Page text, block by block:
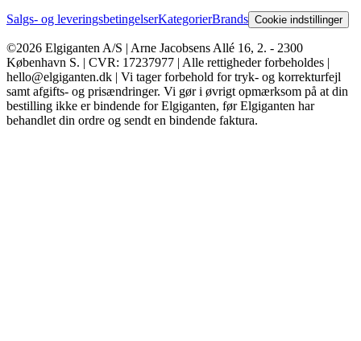
Salgs- og leveringsbetingelserKategorierBrands Cookie indstillinger
©2026 Elgiganten A/S | Arne Jacobsens Allé 16, 2. - 2300
København S. | CVR: 17237977 | Alle rettigheder forbeholdes |
hello@elgiganten.dk | Vi tager forbehold for tryk- og korrekturfejl
samt afgifts- og prisændringer. Vi gør i øvrigt opmærksom på at din
bestilling ikke er bindende for Elgiganten, før Elgiganten har
behandlet din ordre og sendt en bindende faktura.